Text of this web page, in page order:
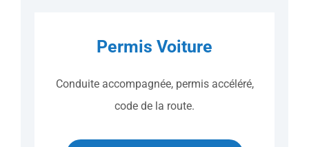
Permis Voiture
Conduite accompagnée, permis accéléré,
code de la route.